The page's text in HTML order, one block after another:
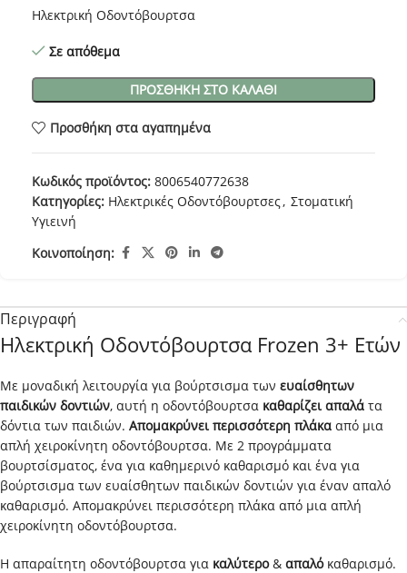
Ηλεκτρική Οδοντόβουρτσα
Σε απόθεμα
ΠΡΟΣΘΉΚΗ ΣΤΟ ΚΑΛΆΘΙ
Προσθήκη στα αγαπημένα
Κωδικός προϊόντος: 8006540772638
Κατηγορίες: Ηλεκτρικές Οδοντόβουρτσες, Στοματική
Υγιεινή
Κοινοποίηση:
Περιγραφή
Ηλεκτρική Οδοντόβουρτσα Frozen 3+ Ετών
Με μοναδική λειτουργία για βούρτσισμα των ευαίσθητων
παιδικών δοντιών, αυτή η οδοντόβουρτσα καθαρίζει απαλά τα
δόντια των παιδιών. Απομακρύνει περισσότερη πλάκα από μια
απλή χειροκίνητη οδοντόβουρτσα. Με 2 προγράμματα
βουρτσίσματος, ένα για καθημερινό καθαρισμό και ένα για
βούρτσισμα των ευαίσθητων παιδικών δοντιών για έναν απαλό
καθαρισμό. Απομακρύνει περισσότερη πλάκα από μια απλή
χειροκίνητη οδοντόβουρτσα.
Η απαραίτητη οδοντόβουρτσα για καλύτερο& απαλό καθαρισμό.